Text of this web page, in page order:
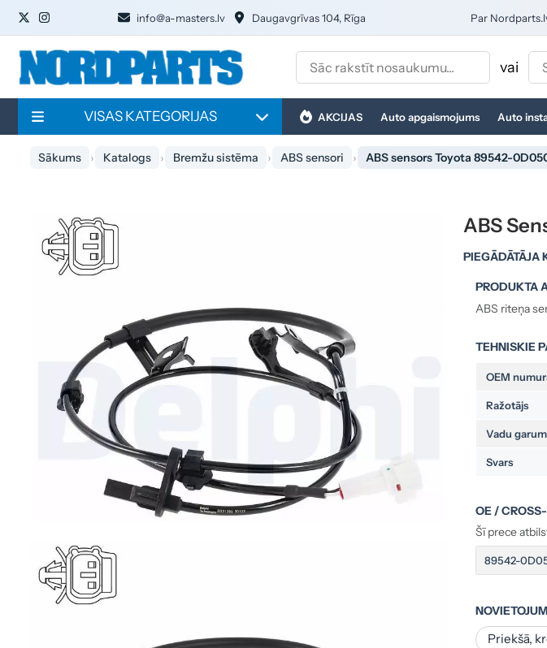
info@a-masters.lv Daugavgrīvas 104, Rīga Par
vai
VISAS KATEGORIJAS AKCIJAS Auto apgaismojums Auto
Sākums Katalogs Bremžu sistēma ABS sensori ABS sensors Toyota 89542-
ABS
PIEGĀDĀTĀJA
PRODUKTA
ABS riteņa
TEHNISKIE
OEM
Ražotājs
Vadu
Svars
OE /
Šī prece
89542-
Priekšā,